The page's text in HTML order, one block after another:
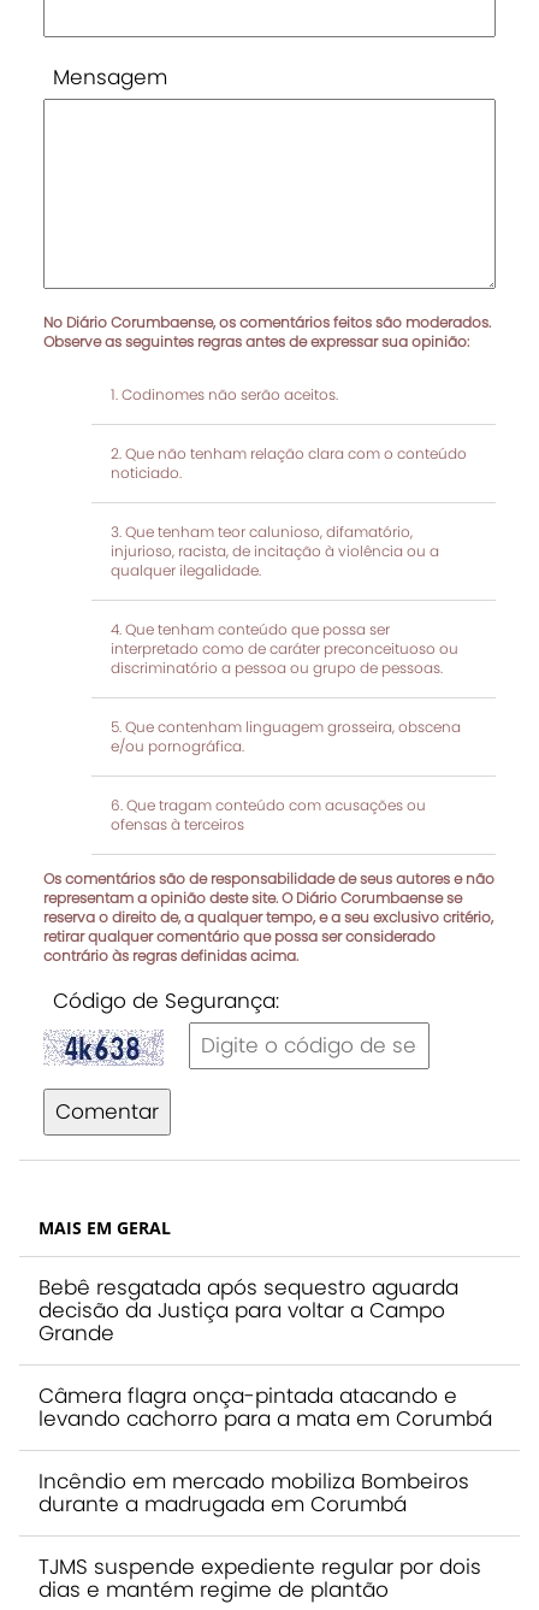
Mensagem
No Diário Corumbaense, os comentários feitos são moderados.
Observe as seguintes regras antes de expressar sua opinião:
Codinomes não serão aceitos.
Que não tenham relação clara com o conteúdo
noticiado.
Que tenham teor calunioso, difamatório,
injurioso, racista, de incitação à violência ou a
qualquer ilegalidade.
Que tenham conteúdo que possa ser
interpretado como de caráter preconceituoso ou
discriminatório a pessoa ou grupo de pessoas.
Que contenham linguagem grosseira, obscena
e/ou pornográfica.
Que tragam conteúdo com acusações ou
ofensas à terceiros
Os comentários são de responsabilidade de seus autores e não
representam a opinião deste site. O Diário Corumbaense se
reserva o direito de, a qualquer tempo, e a seu exclusivo critério,
retirar qualquer comentário que possa ser considerado
contrário às regras definidas acima.
Código de Segurança:
Comentar
MAIS EM GERAL
Bebê resgatada após sequestro aguarda
decisão da Justiça para voltar a Campo
Grande
Câmera flagra onça-pintada atacando e
levando cachorro para a mata em Corumbá
Incêndio em mercado mobiliza Bombeiros
durante a madrugada em Corumbá
TJMS suspende expediente regular por dois
dias e mantém regime de plantão